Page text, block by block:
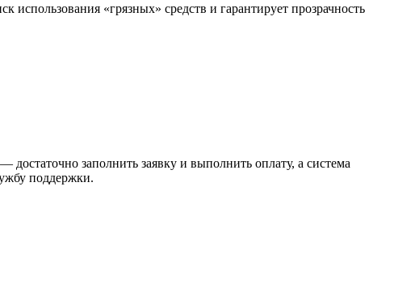
использования «грязных» средств и гарантирует прозрачность
заполнить заявку и выполнить оплату, а система
поддержки.